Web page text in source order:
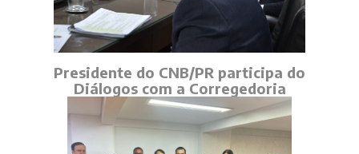
Presidente do CNB/PR participa do
Diálogos com a Corregedoria